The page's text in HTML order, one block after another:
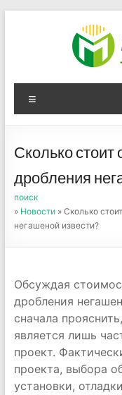
Сколько
дробления
поиск
» Новости» Сколько
негашеной извести?
Обсуждая
дробления
сначала
является лишь
проект.
проекта, выбора
установки,